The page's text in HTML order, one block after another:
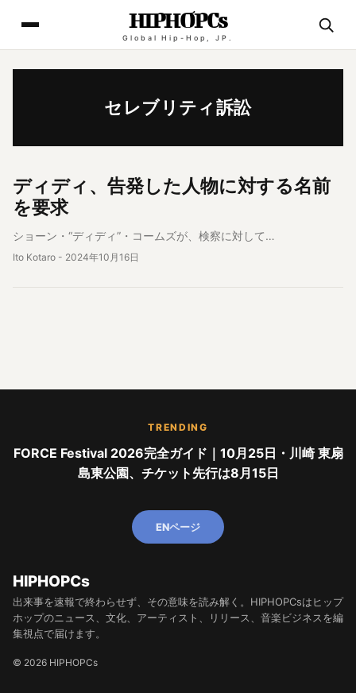
HIPHOPCs
Global Hip-Hop, JP.
セレブリティ訴訟
ディディ、告発した人物に対する名前
を要求
ショーン・“ディディ”・コームズが、検察に対して…
Ito Kotaro - 2024年10月16日
TRENDING
FORCE Festival 2026完全ガイド｜10月25日・川崎 東扇
島東公園、チケット先行は8月15日
ENページ
HIPHOPCs
出来事を速報で終わらせず、その意味を読み解く。HIPHOPCsはヒップ
ホップのニュース、文化、アーティスト、リリース、音楽ビジネスを編
集視点で届けます。
© 2026 HIPHOPCs